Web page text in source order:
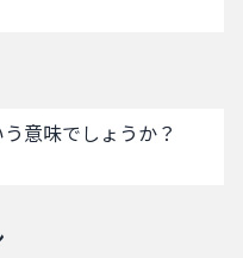
意味でしょうか？